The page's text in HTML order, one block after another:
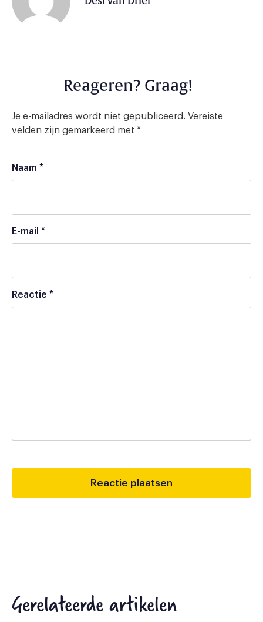
Reageren? Graag!
Je e-mailadres wordt niet gepubliceerd. Vereiste
velden zijn gemarkeerd met *
Naam *
E-mail *
Reactie *
Gerelateerde artikelen